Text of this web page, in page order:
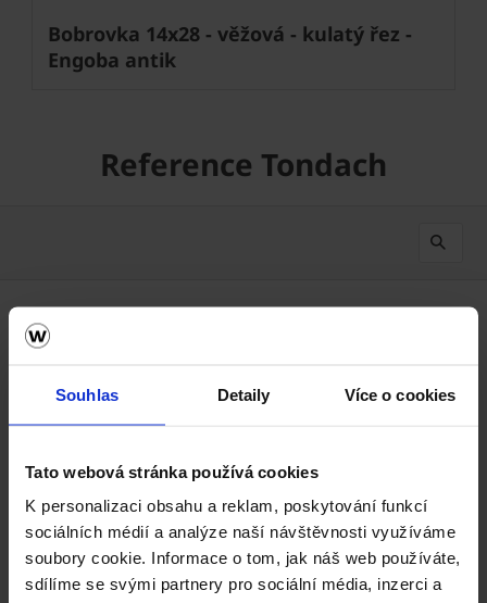
Souhlas Detaily Více o cookies
Tato webová stránka používá cookies
K personalizaci obsahu a reklam, poskytování funkcí
sociálních médií a analýze naší návštěvnosti využíváme
soubory cookie. Informace o tom, jak náš web používáte,
sdílíme se svými partnery pro sociální média, inzerci a
Bobrovka 14x28 - věžová - kulatý řez -
Engoba antik
Reference Tondach